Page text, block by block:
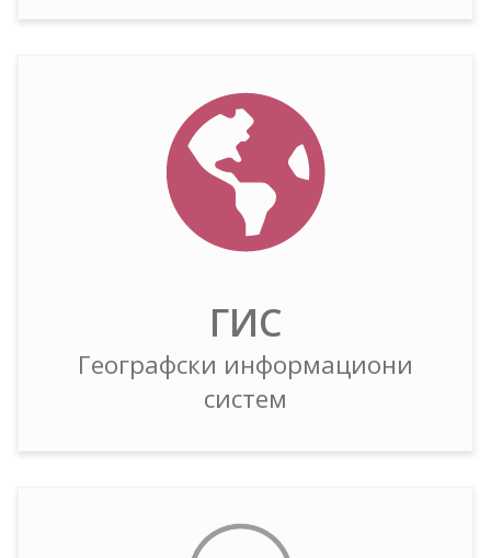
ГИС
Географски информациони
систем